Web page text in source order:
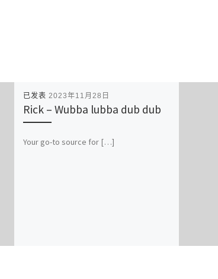
已发表 2023年11月28日
Rick – Wubba lubba dub dub
Your go-to source for […]